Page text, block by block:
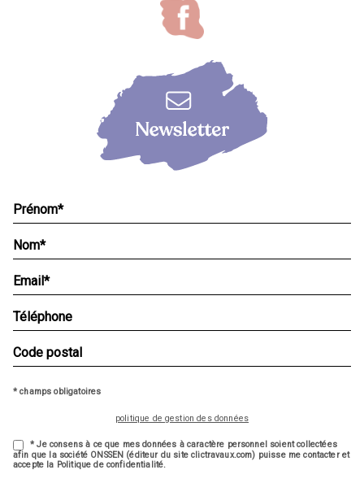
* champs obligatoires
politique de gestion des données
* Je consens à ce que mes données à caractère personnel soient collectées
afin que la société ONSSEN (éditeur du site clictravaux.com) puisse me contacter et
accepte la Politique de confidentialité.